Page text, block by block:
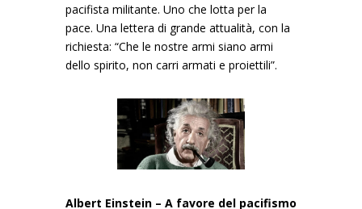
pacifista militante. Uno che lotta per la
pace. Una lettera di grande attualità, con la
richiesta: “Che le nostre armi siano armi
dello spirito, non carri armati e proiettili”.
Albert Einstein – A favore del pacifismo